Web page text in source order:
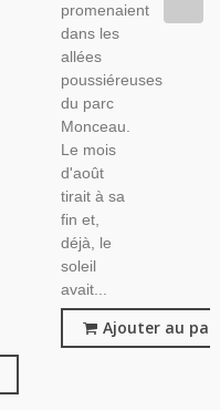
promenaient
dans les
allées
poussiéreuses
du parc
Monceau.
Le mois
d'août
tirait à sa
fin et,
déjà, le
soleil
avait...
Ajouter au